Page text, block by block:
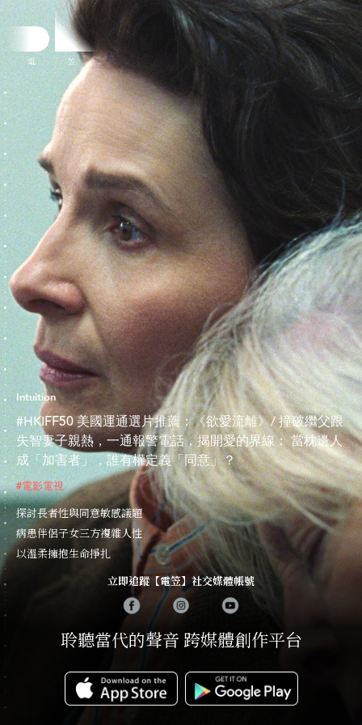
Intuition
#HKIFF50 美國運通選片推薦：《欲愛流離》/ 撞破繼父跟
失智妻子親熱，一通報警電話，揭開愛的界線： 當枕邊人
成「加害者」，誰有權定義「同意」？
#電影電視
探討長者性與同意敏感議題
病患伴侶子女三方複雜人性
以溫柔擁抱生命掙扎
立即追蹤【電笠】社交媒體帳號
聆聽當代的聲音 跨媒體創作平台